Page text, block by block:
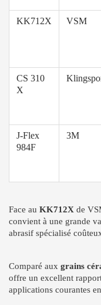
KK712X VSM
CS 310
X
J-Flex
984F
3M
Face au KK712X de
convient à une grande
abrasif spécialisé
Comparé aux grains
offre un excellent
applications courantes